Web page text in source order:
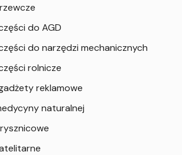
do AGD
do narzędzi mechanicznych
rolnicze
reklamowe
naturalnej